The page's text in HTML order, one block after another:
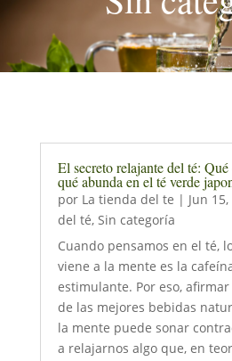
El secreto relajante del té:
qué abunda en el té verde
por La tienda del te | Jun
del té, Sin categoría
Cuando pensamos en el té,
viene a la mente es la
estimulante. Por eso,
de las mejores bebidas
la mente puede sonar
a relajarnos algo que, en